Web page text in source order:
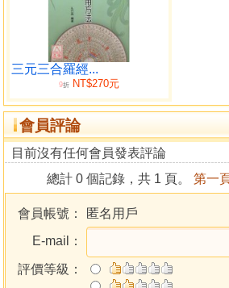
未山丑向 重點說明
坤山艮向 重點說明
申山寅向 重點說明
庚山甲向 重點說明
酉山卯向 重點說明
辛山乙向 重點說明
戌山辰向 重點說明
乾山巽向 重點說明
亥山巳向 重點說明
壬山丙向 重點說明
癸山丁向 重點說明
第五章 仙命分金真訣篇
完整的地盤正針１２０分金五行
實際使用的地盤正針１２０分金
三元三合羅經...
9折NT$270元
會員評論
目前沒有任何會員發表評論
總計 0 個記錄，共 1 頁。 第一
會員帳號：
匿名用戶
E-mail：
評價等級：